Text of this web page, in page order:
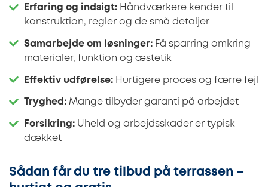
Erfaring og indsigt: Håndværkere kender til
konstruktion, regler og de små detaljer
Samarbejde om løsninger: Få sparring omkring
materialer, funktion og æstetik
Effektiv udførelse: Hurtigere proces og færre fejl
Tryghed: Mange tilbyder garanti på arbejdet
Forsikring: Uheld og arbejdsskader er typisk
dækket
Sådan får du tre tilbud på terrassen –